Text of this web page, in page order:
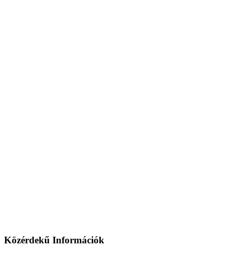
Közérdekű Információk